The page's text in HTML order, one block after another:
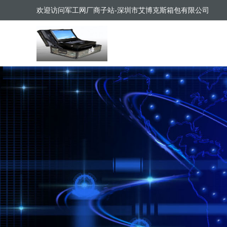
欢迎访问军工网厂商子站-深圳市艾博克斯箱包有限公司